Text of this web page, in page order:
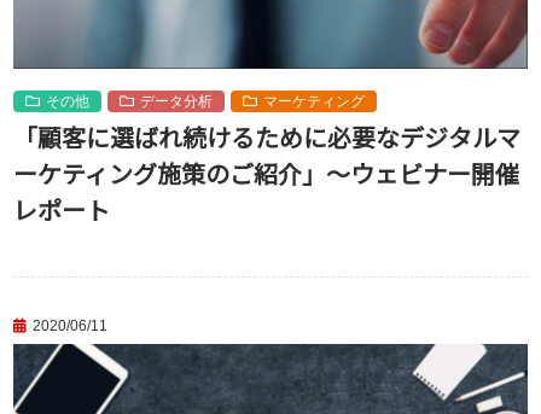
その他 データ分析 マーケティング
「顧客に選ばれ続けるために必要なデジタルマ
ーケティング施策のご紹介」～ウェビナー開催
レポート
2020/06/11